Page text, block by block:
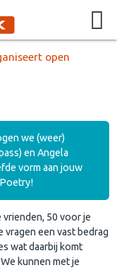
open
we (weer)
en Angela
vorm aan jouw
50 voor je
een vast bedrag
wat daarbij komt
kunnen met je